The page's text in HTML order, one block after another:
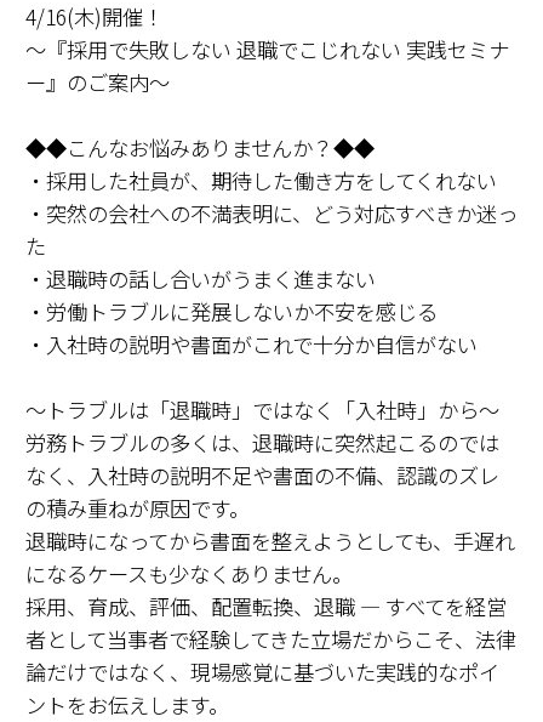
4/16(木)開催！
～『採用で失敗しない 退職でこじれない 実践セミナ
ー』のご案内～
◆◆こんなお悩みありませんか？◆◆
・採用した社員が、期待した働き方をしてくれない
・突然の会社への不満表明に、どう対応すべきか迷っ
た
・退職時の話し合いがうまく進まない
・労働トラブルに発展しないか不安を感じる
・入社時の説明や書面がこれで十分か自信がない
～トラブルは「退職時」ではなく「入社時」から～
労務トラブルの多くは、退職時に突然起こるのでは
なく、入社時の説明不足や書面の不備、認識のズレ
の積み重ねが原因です。
退職時になってから書面を整えようとしても、手遅れ
になるケースも少なくありません。
採用、育成、評価、配置転換、退職 ― すべてを経営
者として当事者で経験してきた立場だからこそ、法律
論だけではなく、現場感覚に基づいた実践的なポイ
ントをお伝えします。